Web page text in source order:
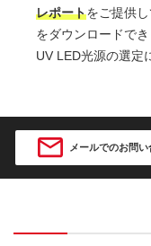
レポートをご提供し
をダウンロードでき
UV LED光源の選定
メールでのお問い